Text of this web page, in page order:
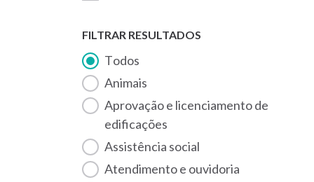
FILTRAR RESULTADOS
Todos
Animais
Aprovação e licenciamento de
edificações
Assistência social
Atendimento e ouvidoria